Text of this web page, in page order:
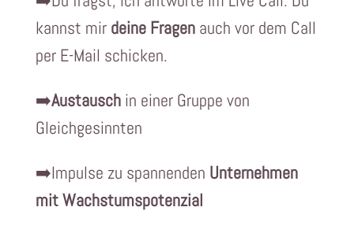
kannst mir deine Fragenauch vor dem Call
per E-Mail schicken.
➡️Austauschin einer Gruppe von
Gleichgesinnten
➡️Impulse zu spannenden Unternehmen
mit Wachstumspotenzial